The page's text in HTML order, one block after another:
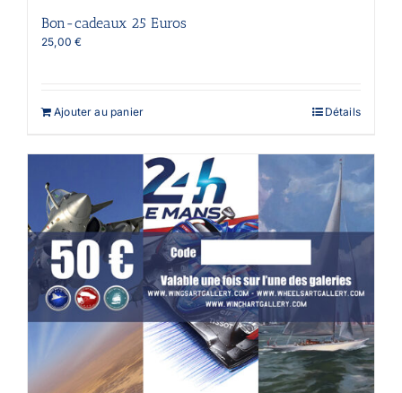
Bon-cadeaux 25 Euros
25,00€
Ajouter au panier Détails